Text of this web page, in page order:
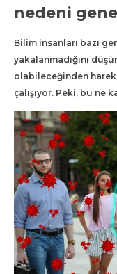
nedeni
Bilim insanları bazı
yakalanmadığını
olabileceğinden
çalışıyor. Peki, bu ne